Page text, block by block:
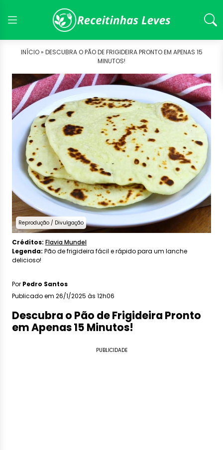
INÍCIO » DESCUBRA O PÃO DE FRIGIDEIRA PRONTO EM APENAS 15
MINUTOS!
Reprodução / Divulgação
Créditos: Flavia Mundel
Legenda: Pão de frigideira fácil e rápido para um lanche
delicioso!
Por Pedro Santos
Publicado em 26/1/2025 às 12h06
Descubra o Pão de Frigideira Pronto
em Apenas 15 Minutos!
PUBLICIDADE